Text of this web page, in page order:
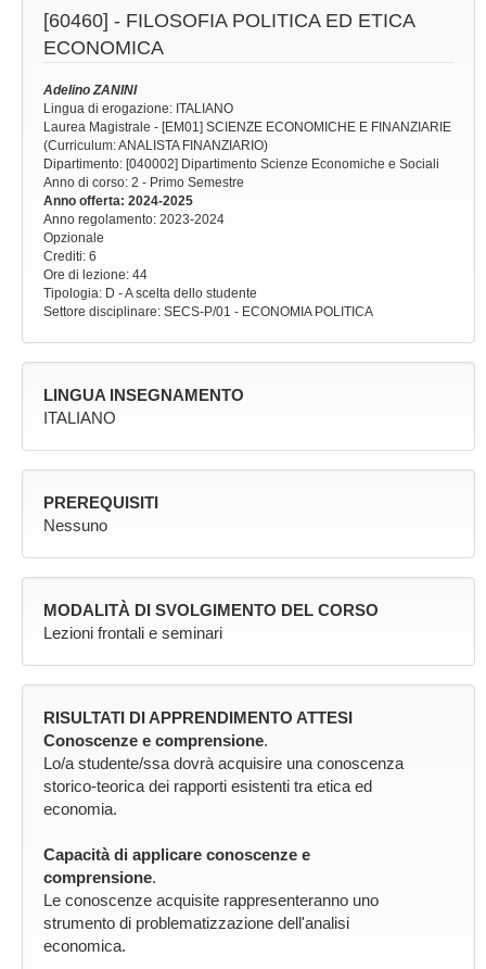
[60460] - FILOSOFIA POLITICA ED ETICA
ECONOMICA
Adelino ZANINI
Lingua di erogazione: ITALIANO
Laurea Magistrale - [EM01] SCIENZE ECONOMICHE E FINANZIARIE
(Curriculum: ANALISTA FINANZIARIO)
Dipartimento: [040002] Dipartimento Scienze Economiche e Sociali
Anno di corso: 2 - Primo Semestre
Anno offerta: 2024-2025
Anno regolamento: 2023-2024
Opzionale
Crediti: 6
Ore di lezione: 44
Tipologia: D - A scelta dello studente
Settore disciplinare: SECS-P/01 - ECONOMIA POLITICA
LINGUA INSEGNAMENTO
ITALIANO
PREREQUISITI
Nessuno
MODALITÀ DI SVOLGIMENTO DEL CORSO
Lezioni frontali e seminari
RISULTATI DI APPRENDIMENTO ATTESI
Conoscenze e comprensione.
Lo/a studente/ssa dovrà acquisire una conoscenza
storico-teorica dei rapporti esistenti tra etica ed
economia.
Capacità di applicare conoscenze e
comprensione.
Le conoscenze acquisite rappresenteranno uno
strumento di problematizzazione dell'analisi
economica.